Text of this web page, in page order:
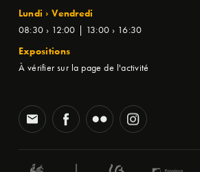
Lundi › Vendredi
08:30 › 12:00 | 13:00 › 16:30
Expositions
À vérifier sur la page de l'activité